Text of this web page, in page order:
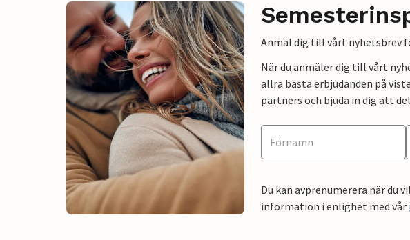
Anmäl dig till vårt nyhetsbrev
När du anmäler dig till vårt
allra bästa erbjudanden på
partners och bjuda in dig att
Du kan avprenumerera när du
information i enlighet med vår